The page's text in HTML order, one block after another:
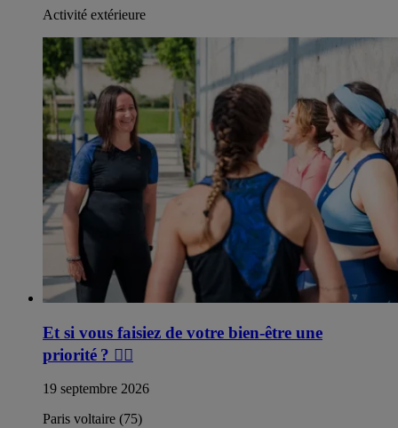
Activité extérieure
Et si vous faisiez de votre bien-être une
priorité ? 🏃
19 septembre 2026
Paris voltaire (75)